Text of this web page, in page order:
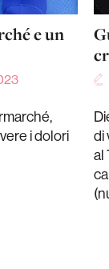
e un
i dolori
di
al